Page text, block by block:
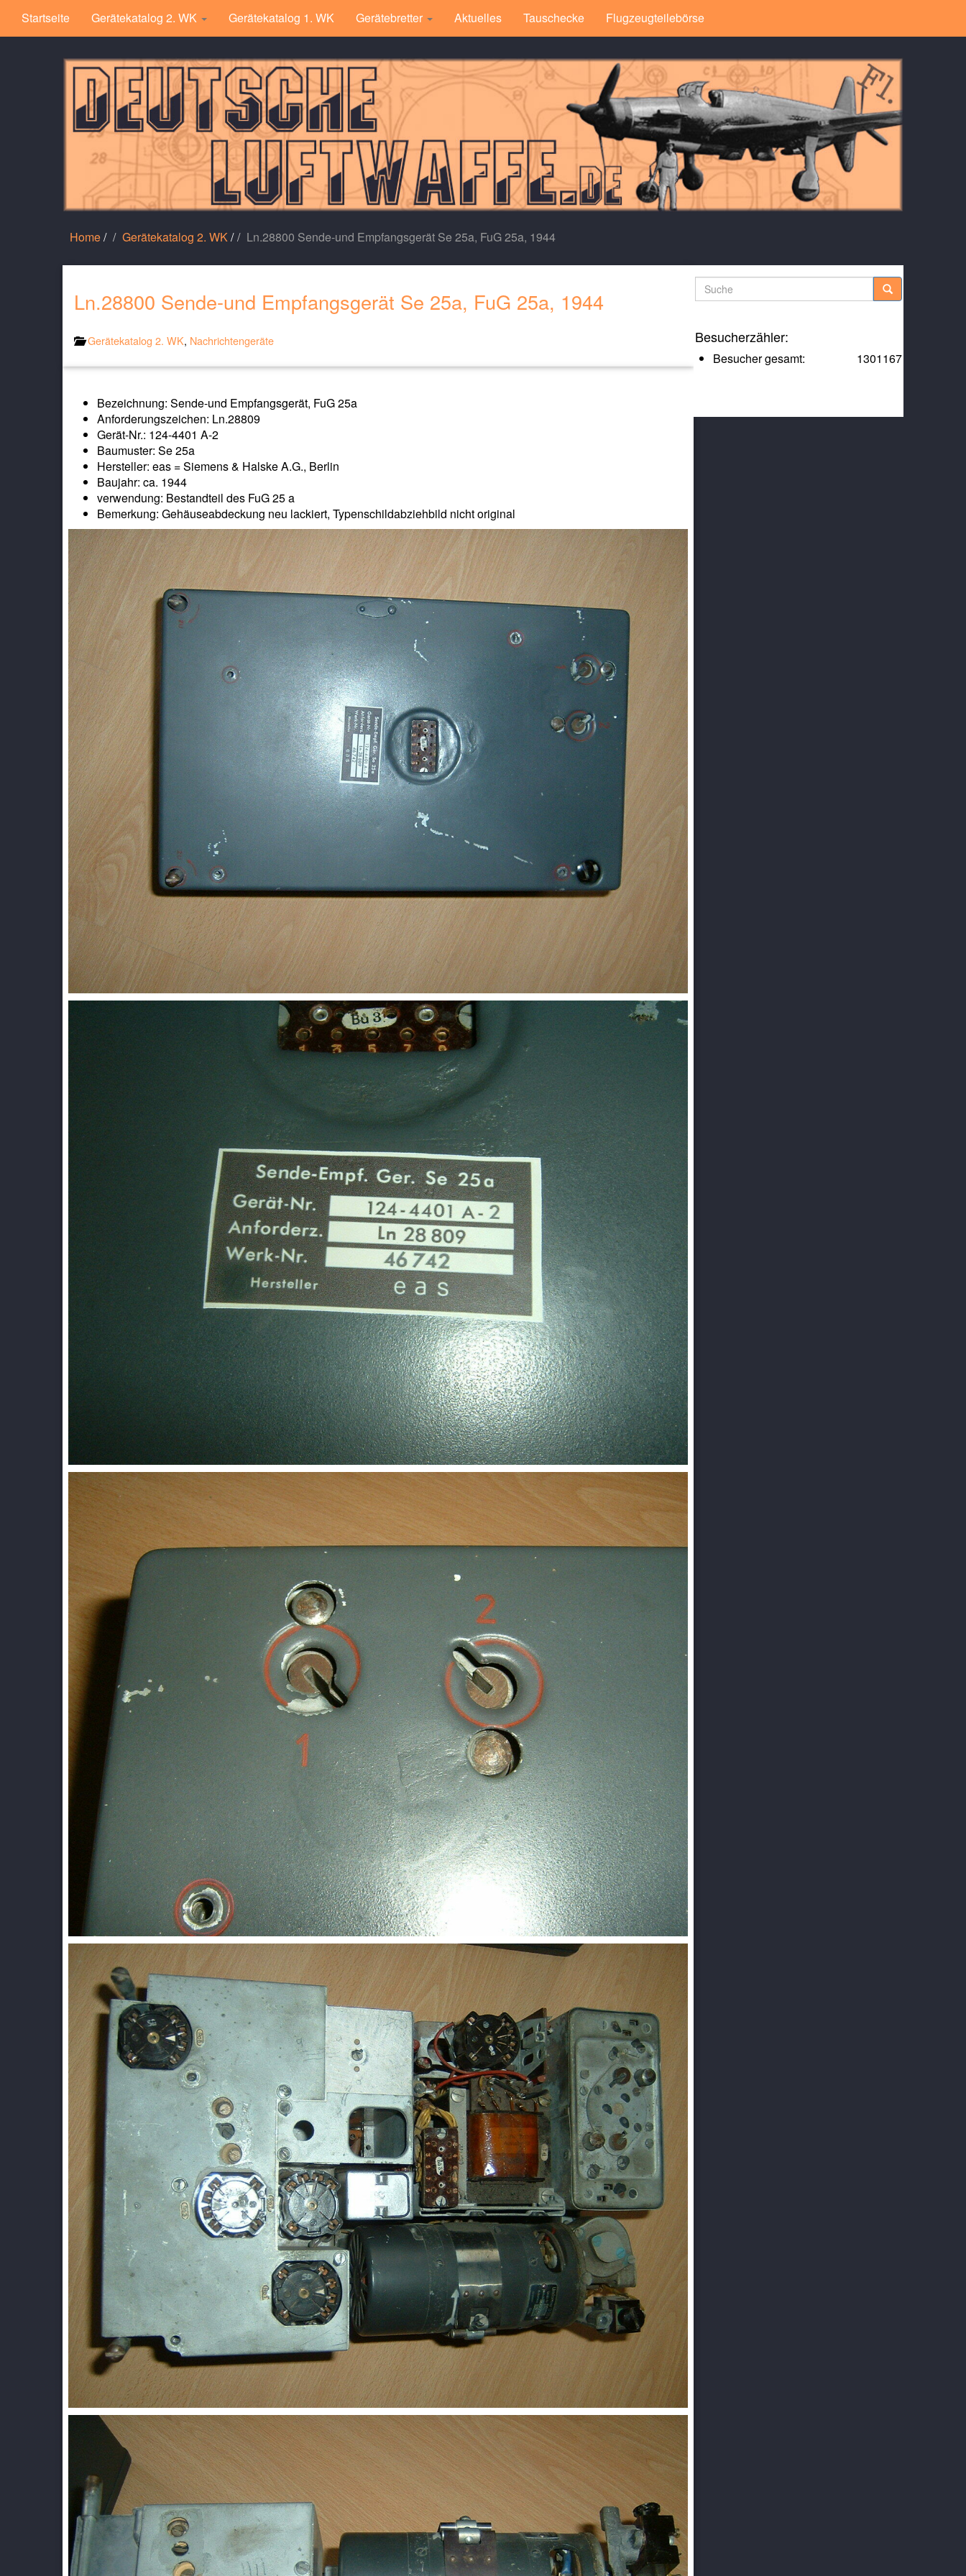
Startseite Gerätekatalog 2. WK Gerätekatalog 1. WK Gerätebretter Aktuelles Tauschecke Flugzeugteilebörse
Home/ Gerätekatalog 2. WK / Ln.28800 Sende-und Empfangsgerät Se 25a, FuG 25a, 1944
Ln.28800 Sende-und Empfangsgerät Se 25a, FuG 25a, 1944
Gerätekatalog 2. WK, Nachrichtengeräte
Bezeichnung: Sende-und Empfangsgerät, FuG 25a
Anforderungszeichen: Ln.28809
Gerät-Nr.: 124-4401 A-2
Baumuster: Se 25a
Hersteller: eas = Siemens & Halske A.G., Berlin
Baujahr: ca. 1944
verwendung: Bestandteil des FuG 25 a
Bemerkung: Gehäuseabdeckung neu lackiert, Typenschildabziehbild nicht original
Suche
Besucherzähler:
1301167
Besucher gesamt: